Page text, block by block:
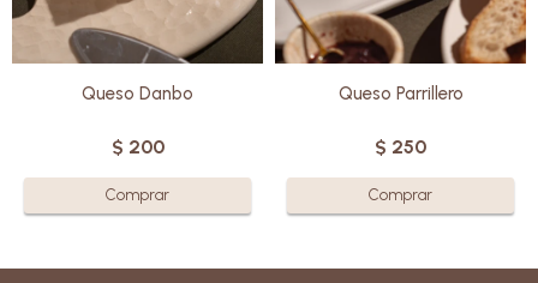
Queso Danbo
$ 200
Queso Parrillero
$ 250